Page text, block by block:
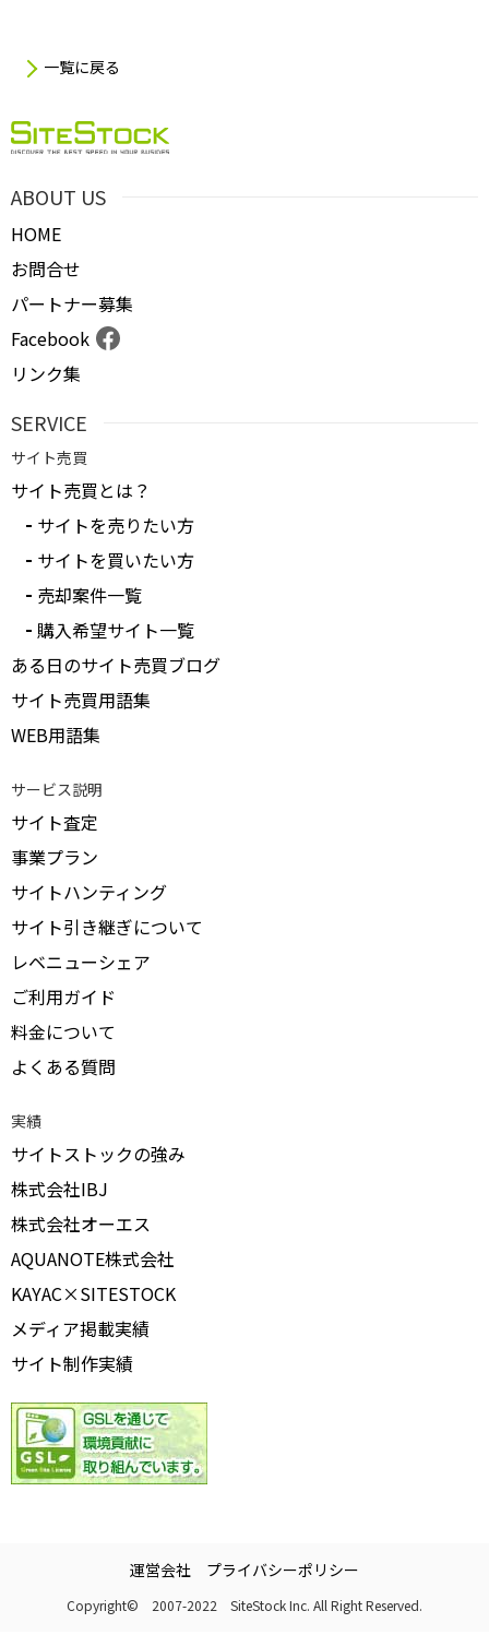
一覧に戻る
ABOUT US
HOME
お問合せ
パートナー募集
Facebook
リンク集
SERVICE
サイト売買
サイト売買とは？
サイトを売りたい方
サイトを買いたい方
売却案件一覧
購入希望サイト一覧
ある日のサイト売買ブログ
サイト売買用語集
WEB用語集
サービス説明
サイト査定
事業プラン
サイトハンティング
サイト引き継ぎについて
レベニューシェア
ご利用ガイド
料金について
よくある質問
実績
サイトストックの強み
株式会社IBJ
株式会社オーエス
AQUANOTE株式会社
KAYAC×SITESTOCK
メディア掲載実績
サイト制作実績
運営会社 プライバシーポリシー
Copyright© 2007-2022 SiteStock Inc. All Right Reserved.